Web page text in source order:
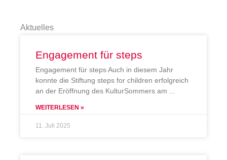
Aktuelles
Engagement für steps
Engagement für steps Auch in diesem Jahr
konnte die Stiftung steps for children erfolgreich
an der Eröffnung des KulturSommers am
WEITERLESEN »
11. Juli 2025